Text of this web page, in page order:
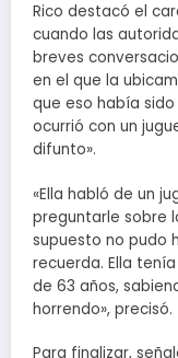
Rico destacó el
cuando las
breves
en el que la
que eso había
ocurrió con un
difunto».
«Ella habló de un
preguntarle sobre
supuesto no pudo
recuerda. Ella
de 63 años,
horrendo», precisó.
Para finalizar,